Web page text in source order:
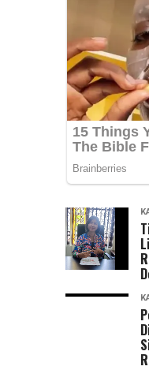
Nasional
(PKN)
ke
Jawa
Timur
para
peserta
Pelatihan
Kepemimpinan...